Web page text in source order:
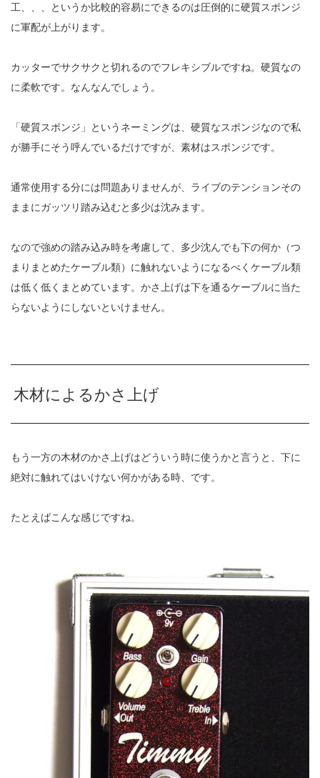
工、、、というか比較的容易にできるのは圧倒的に硬質スポンジ
に軍配が上がります。
カッターでサクサクと切れるのでフレキシブルですね。硬質なの
に柔軟です。なんなんでしょう。
「硬質スポンジ」というネーミングは、硬質なスポンジなので私
が勝手にそう呼んでいるだけですが、素材はスポンジです。
通常使用する分には問題ありませんが、ライブのテンションその
ままにガッツリ踏み込むと多少は沈みます。
なので強めの踏み込み時を考慮して、多少沈んでも下の何か（つ
まりまとめたケーブル類）に触れないようになるべくケーブル類
は低く低くまとめています。かさ上げは下を通るケーブルに当た
らないようにしないといけません。
木材によるかさ上げ
もう一方の木材のかさ上げはどういう時に使うかと言うと、下に
絶対に触れてはいけない何かがある時、です。
たとえばこんな感じですね。